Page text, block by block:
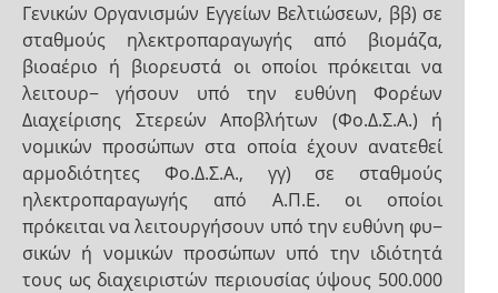
Γενικών Οργανισμών Εγγείων Βελτιώσεων, ββ) σε
σταθμούς ηλεκτροπαραγωγής από βιομάζα,
βιοαέριο ή βιορευστά οι οποίοι πρόκειται να
λειτουρ− γήσουν υπό την ευθύνη Φορέων
Διαχείρισης Στερεών Αποβλήτων (Φο.Δ.Σ.Α.) ή
νομικών προσώπων στα οποία έχουν ανατεθεί
αρμοδιότητες Φο.Δ.Σ.Α., γγ) σε σταθμούς
ηλεκτροπαραγωγής από Α.Π.Ε. οι οποίοι
πρόκειται να λειτουργήσουν υπό την ευθύνη φυ−
σικών ή νομικών προσώπων υπό την ιδιότητά
τους ως διαχειριστών περιουσίας ύψους 500.000